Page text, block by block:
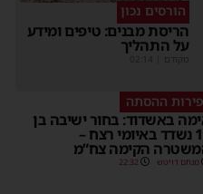
הורסים נכון
הריסת מבנים: טיפים ומידע
על התהליך
מקודם
פירות ההסתה
באשדוד: בחור ישיבה בן
13 נשדד באיומי רצח –
הקימה צח”מ
מנחם דויטש 22:32